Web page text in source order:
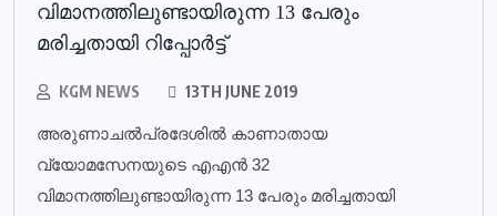
വിമാനത്തിലുണ്ടായിരുന്ന 13 പേരും
മരിച്ചതായി റിപ്പോര്‍ട്ട്
KGM NEWS 13TH JUNE 2019
അരുണാചല്‍പ്രദേശില്‍ കാണാതായ
വ്യോമസേനയുടെ എഎന്‍ 32
വിമാനത്തിലുണ്ടായിരുന്ന 13 പേരും മരിച്ചതായി